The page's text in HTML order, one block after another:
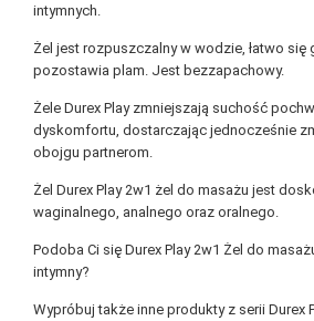
intymnych.
Żel jest rozpuszczalny w wodzie, łatwo się
pozostawia plam. Jest bezzapachowy.
Żele Durex Play zmniejszają suchość
dyskomfortu, dostarczając jednocześnie
obojgu partnerom.
Żel Durex Play 2w1 żel do masażu jest
waginalnego, analnego oraz oralnego.
Podoba Ci się Durex Play 2w1 Żel do
intymny?
Wypróbuj także inne produkty z serii Durex